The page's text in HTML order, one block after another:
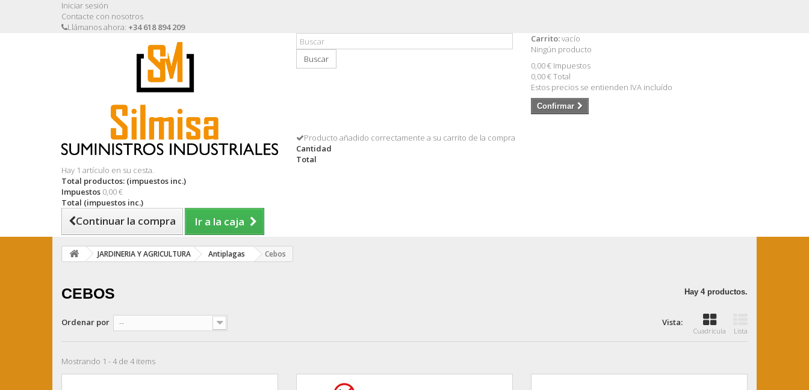
Iniciar sesión
Contacte con nosotros
Llámanos ahora: +34 618 894 209
Buscar
Carrito:vacío
Ningún producto
0,00 € Impuestos
0,00 €Total
Estos precios se entienden IVA incluído
Confirmar
Producto añadido correctamente a su carrito de la compra
Cantidad
Total
Hay 1 artículo en su cesta.
Total productos: (impuestos inc.)
Impuestos 0,00 €
Total (impuestos inc.)
Continuar la compra Ir a la caja
JARDINERIA Y AGRICULTURA Antiplagas Cebos
CEBOS Hay 4 productos.
Vista:
Cuadrícula Lista
Ordenar por --
Mostrando 1 - 4 de 4 items